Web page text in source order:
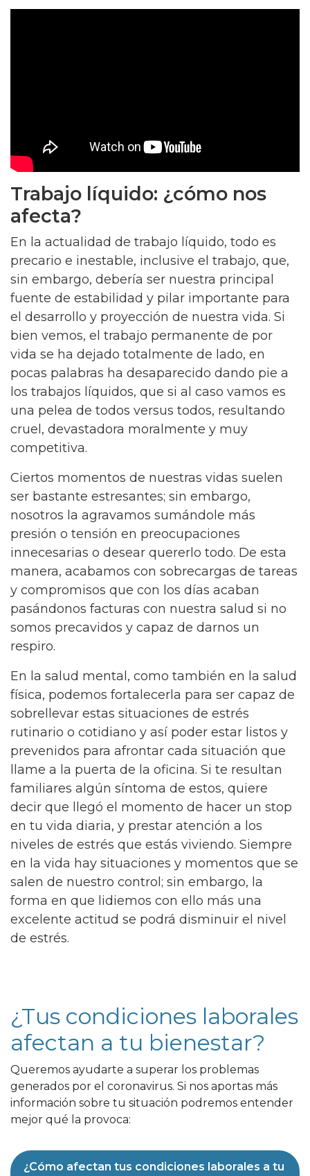
Trabajo líquido: ¿cómo nos
afecta?
En la actualidad de trabajo líquido, todo es
precario e inestable, inclusive el trabajo, que,
sin embargo, debería ser nuestra principal
fuente de estabilidad y pilar importante para
el desarrollo y proyección de nuestra vida. Si
bien vemos, el trabajo permanente de por
vida se ha dejado totalmente de lado, en
pocas palabras ha desaparecido dando pie a
los trabajos líquidos, que si al caso vamos es
una pelea de todos versus todos, resultando
cruel, devastadora moralmente y muy
competitiva.
Ciertos momentos de nuestras vidas suelen
ser bastante estresantes; sin embargo,
nosotros la agravamos sumándole más
presión o tensión en preocupaciones
innecesarias o desear quererlo todo. De esta
manera, acabamos con sobrecargas de tareas
y compromisos que con los días acaban
pasándonos facturas con nuestra salud si no
somos precavidos y capaz de darnos un
respiro.
En la salud mental, como también en la salud
física, podemos fortalecerla para ser capaz de
sobrellevar estas situaciones de estrés
rutinario o cotidiano y así poder estar listos y
prevenidos para afrontar cada situación que
llame a la puerta de la oficina. Si te resultan
familiares algún síntoma de estos, quiere
decir que llegó el momento de hacer un stop
en tu vida diaria, y prestar atención a los
niveles de estrés que estás viviendo. Siempre
en la vida hay situaciones y momentos que se
salen de nuestro control; sin embargo, la
forma en que lidiemos con ello más una
excelente actitud se podrá disminuir el nivel
de estrés.
¿Tus condiciones laborales
afectan a tu bienestar?
Queremos ayudarte a superar los problemas
generados por el coronavirus. Si nos aportas más
información sobre tu situación podremos entender
mejor qué la provoca:
¿Cómo afectan tus condiciones laborales a tu